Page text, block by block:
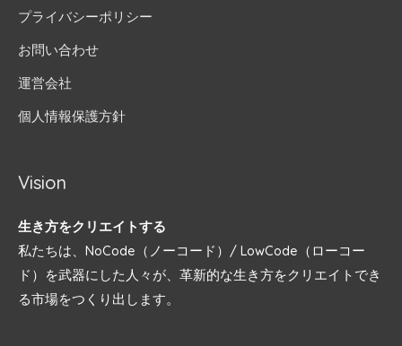
プライバシーポリシー
お問い合わせ
運営会社
個人情報保護方針
Vision
生き方をクリエイトする
私たちは、NoCode（ノーコード）/ LowCode（ローコー
ド）を武器にした人々が、革新的な生き方をクリエイトでき
る市場をつくり出します。